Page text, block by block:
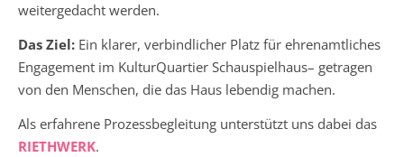
weitergedacht werden.
Das Ziel: Ein klarer, verbindlicher Platz für ehrenamtliches
Engagement im KulturQuartier Schauspielhaus– getragen
von den Menschen, die das Haus lebendig machen.
Als erfahrene Prozessbegleitung unterstützt uns dabei das
RIETHWERK.